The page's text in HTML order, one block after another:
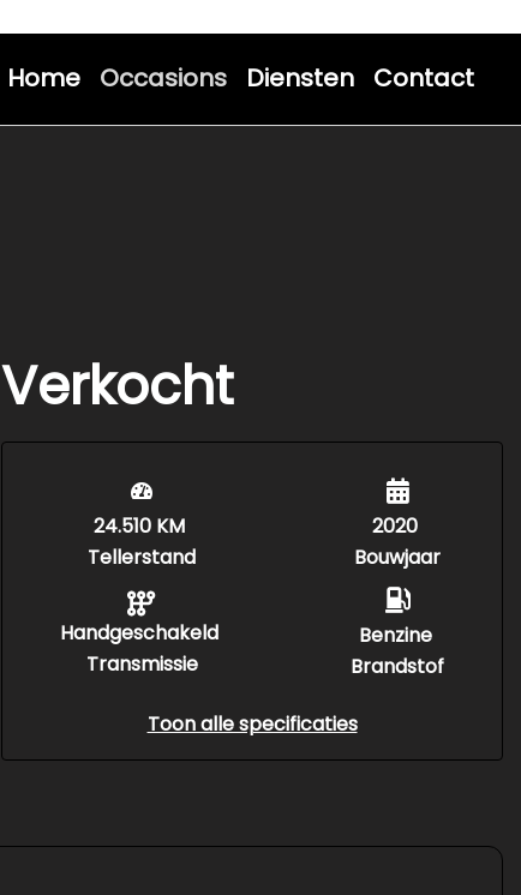
Home Occasions Diensten Contact
Verkocht
24.510 KM
Tellerstand
Handgeschakeld
Transmissie
2020
Bouwjaar
Benzine
Brandstof
Toon alle specificaties